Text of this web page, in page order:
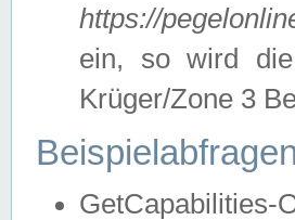
https://
ein, so wird
Krüger/Zone 3
GetCapabilities-